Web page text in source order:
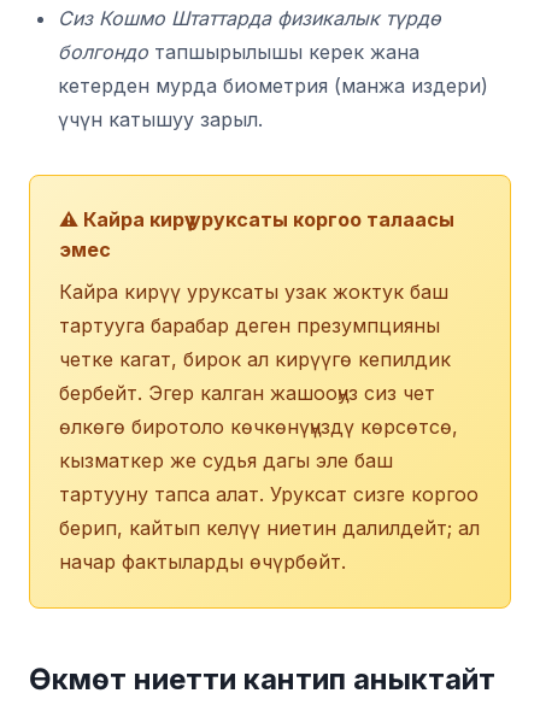
Сиз Кошмо Штаттарда физикалык түрдө
болгондо тапшырылышы керек жана
кетерден мурда биометрия (манжа издери)
үчүн катышуу зарыл.
⚠️ Кайра кирүү уруксаты коргоо талаасы
эмес
Кайра кирүү уруксаты узак жоктук баш
тартууга барабар деген презумпцияны
четке кагат, бирок ал кирүүгө кепилдик
бербейт. Эгер калган жашооңуз сиз чет
өлкөгө биротоло көчкөнүңүздү көрсөтсө,
кызматкер же судья дагы эле баш
тартууну тапса алат. Уруксат сизге коргоо
берип, кайтып келүү ниетин далилдейт; ал
начар фактыларды өчүрбөйт.
Өкмөт ниетти кантип аныктайт